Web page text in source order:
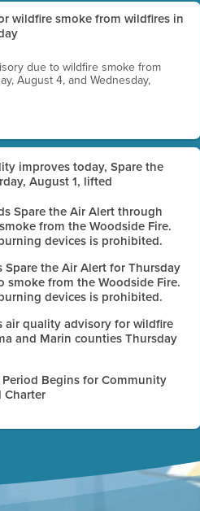
wildfire smoke from wildfires in
due to wildfire smoke from
August 4, and Wednesday,
improves today, Spare the
August 1, lifted
Spare the Air Alert through
from the Woodside Fire.
devices is prohibited.
Spare the Air Alert for Thursday
smoke from the Woodside Fire.
devices is prohibited.
air quality advisory for wildfire
and Marin counties Thursday
Begins for Community
Charter